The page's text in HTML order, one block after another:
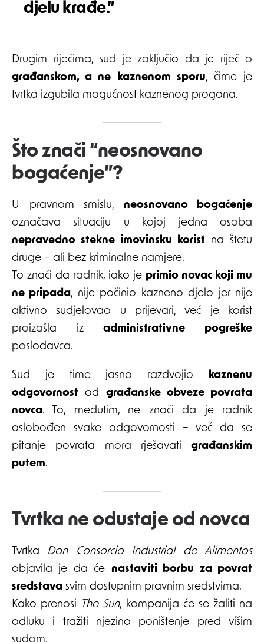
djelu krađe.”
Drugim riječima, sud je zaključio da je riječ o
građanskom, a ne kaznenom sporu, čime je
tvrtka izgubila mogućnost kaznenog progona.
Što znači “neosnovano
bogaćenje”?
U pravnom smislu, neosnovano bogaćenje
označava situaciju u kojoj jedna osoba
nepravedno stekne imovinsku korist na štetu
druge – ali bez kriminalne namjere.
To znači da radnik, iako je primio novac koji mu
ne pripada, nije počinio kazneno djelo jer nije
aktivno sudjelovao u prijevari, već je korist
proizašla izadministrativne pogreške
poslodavca.
Sud je time jasno razdvojio
kaznenu
odgovornost od građanske obveze povrata
novca. To, međutim, ne znači da je radnik
oslobođen svake odgovornosti – već da se
pitanje povrata mora rješavati građanskim
putem.
Tvrtka ne odustaje od novca
Tvrtka Dan Consorcio Industrial de Alimentos
objavila je da će nastaviti borbu za povrat
sredstava svim dostupnim pravnim sredstvima.
Kako prenosi
The Sun, kompanija će se žaliti na
odluku i tražiti njezino poništenje pred višim
sudom.